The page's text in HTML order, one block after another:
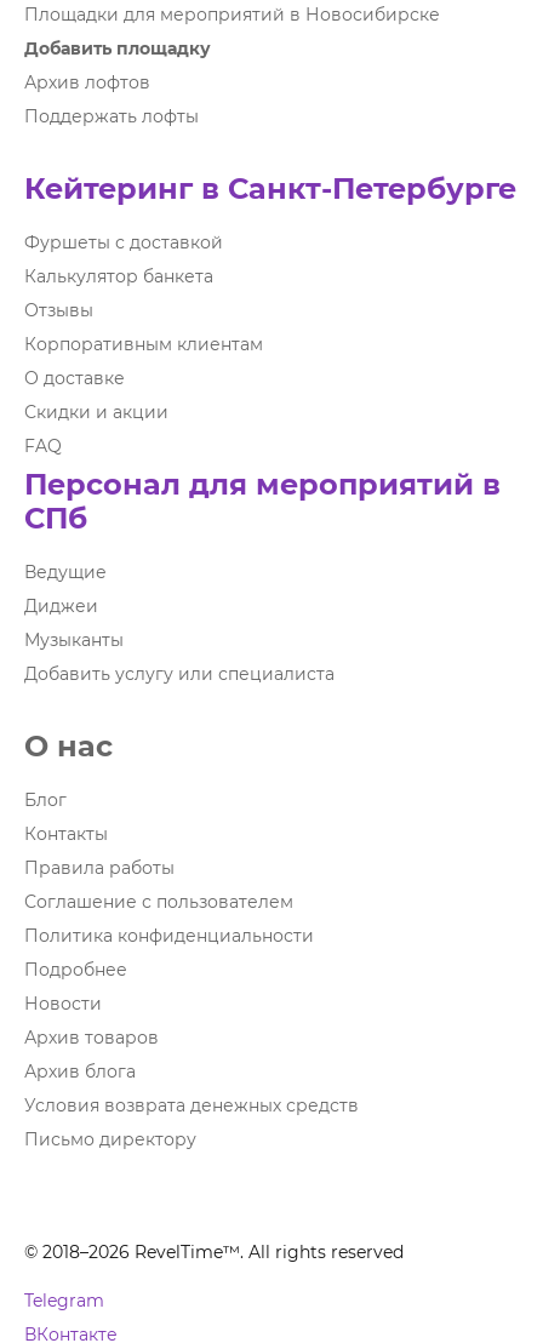
Площадки для мероприятий в Новосибирске
Добавить площадку
Архив лофтов
Поддержать лофты
Кейтеринг в Санкт-Петербурге
Фуршеты с доставкой
Калькулятор банкета
Отзывы
Корпоративным клиентам
О доставке
Скидки и акции
FAQ
Персонал для мероприятий в
СПб
Ведущие
Диджеи
Музыканты
Добавить услугу или специалиста
О нас
Блог
Контакты
Правила работы
Соглашение с пользователем
Политика конфиденциальности
Подробнее
Новости
Архив товаров
Архив блога
Условия возврата денежных средств
Письмо директору
© 2018–2026 RevelTime™. All rights reserved
Telegram
ВКонтакте